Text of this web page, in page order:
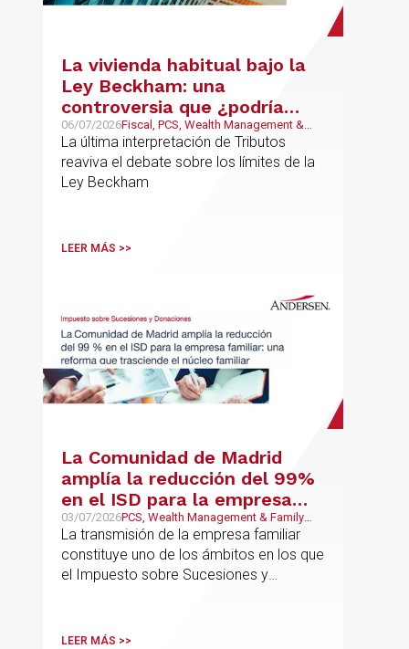
La vivienda habitual bajo la
Ley Beckham: una
controversia que ¿podría
estar llegando a su fin?
06/07/2026Fiscal, PCS, Wealth Management &
Family Business
La última interpretación de Tributos
reaviva el debate sobre los límites de la
Ley Beckham
LEER MÁS >>
La Comunidad de Madrid
amplía la reducción del 99%
en el ISD para la empresa
familiar: una reforma que
trasciende el núcleo familiar
03/07/2026PCS, Wealth Management & Family
Business, Fiscal
La transmisión de la empresa familiar
constituye uno de los ámbitos en los que
el Impuesto sobre Sucesiones y
LEER MÁS >>